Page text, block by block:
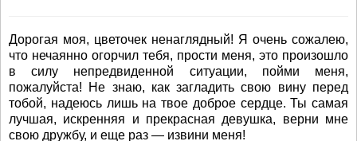
Дорогая моя, цветочек ненаглядный! Я очень сожалею,
что нечаянно огорчил тебя, прости меня, это произошло
в силу непредвиденной ситуации, пойми меня,
пожалуйста! Не знаю, как загладить свою вину перед
тобой, надеюсь лишь на твое доброе сердце. Ты самая
лучшая, искренняя и прекрасная девушка, верни мне
свою дружбу, и еще раз — извини меня!